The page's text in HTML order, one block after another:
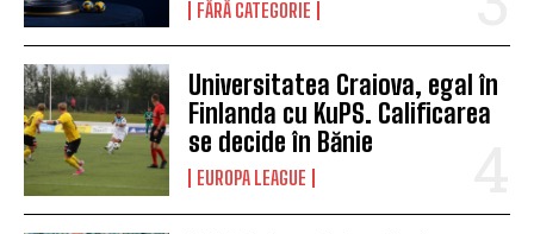
FĂRĂ CATEGORIE
Universitatea Craiova, egal în
Finlanda cu KuPS. Calificarea
se decide în Bănie
EUROPA LEAGUE